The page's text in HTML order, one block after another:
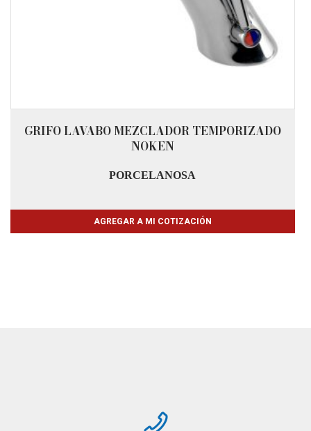
GRIFO LAVABO MEZCLADOR TEMPORIZADO
NOKEN
PORCELANOSA
AGREGAR A MI COTIZACIÓN